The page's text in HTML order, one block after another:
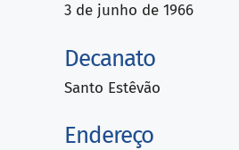
3 de junho de 1966
Decanato
Santo Estêvão
Endereço